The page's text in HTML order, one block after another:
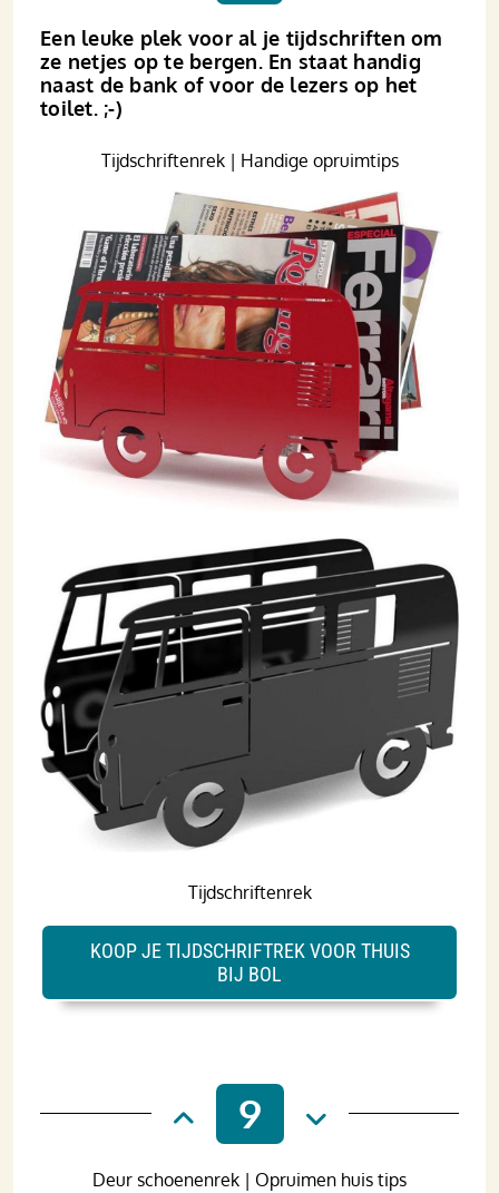
Een leuke plek voor al je tijdschriften om
ze netjes op te bergen. En staat handig
naast de bank of voor de lezers op het
toilet. ;-)
Tijdschriftenrek | Handige opruimtips
Tijdschriftenrek
KOOP JE TIJDSCHRIFTREK VOOR THUIS
BIJ BOL
9
Deur schoenenrek | Opruimen huis tips